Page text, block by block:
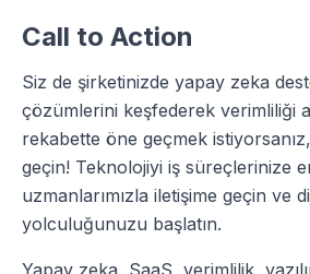
Call to Action
Siz de şirketinizde yapay zeka
çözümlerini keşfederek verimliliği
rekabette öne geçmek
geçin! Teknolojiyi iş süreçlerinize
uzmanlarımızla iletişime geçin ve
yolculuğunuzu başlatın.
Yapay zeka, SaaS, verimlilik,